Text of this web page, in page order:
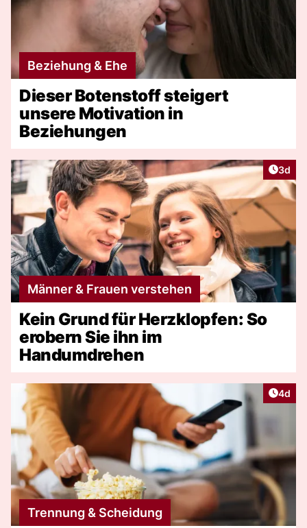
Beziehung & Ehe
Dieser Botenstoff steigert
unsere Motivation in
Beziehungen
3d
Männer & Frauen verstehen
Kein Grund für Herzklopfen: So
erobern Sie ihn im
Handumdrehen
4d
Trennung & Scheidung